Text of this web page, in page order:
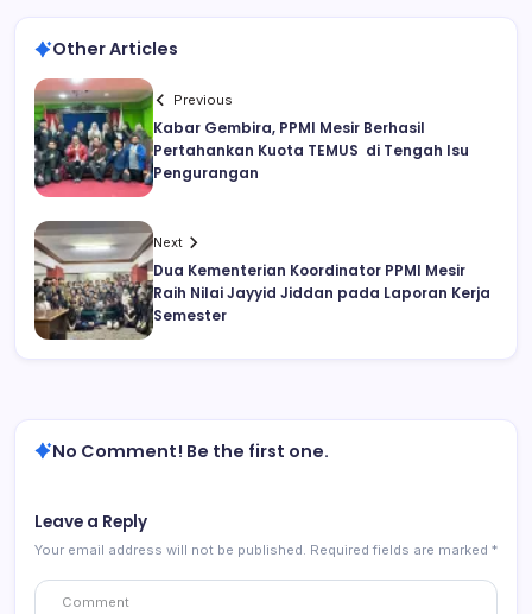
Other Articles
Previous
Kabar Gembira, PPMI Mesir Berhasil
Pertahankan Kuota TEMUS di Tengah Isu
Pengurangan
Next
Dua Kementerian Koordinator PPMI Mesir
Raih Nilai Jayyid Jiddan pada Laporan Kerja
Semester
No Comment! Be the first one.
Leave a Reply
Your email address will not be published. Required fields are marked *